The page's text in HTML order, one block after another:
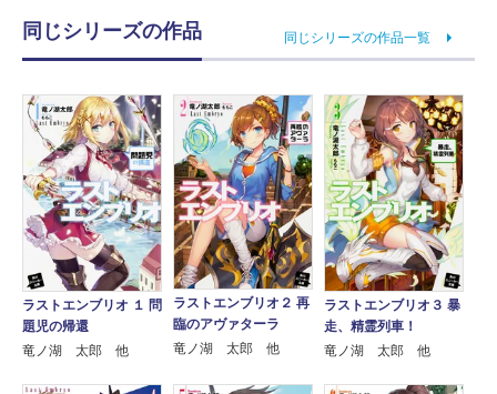
同じシリーズの作品 同じシリーズの作品一覧
ラストエンブリオ １ 問
題児の帰還
竜ノ湖 太郎 他
ラストエンブリオ２ 再
臨のアヴァターラ
竜ノ湖 太郎 他
ラストエンブリオ３ 暴
走、精霊列車！
竜ノ湖 太郎 他